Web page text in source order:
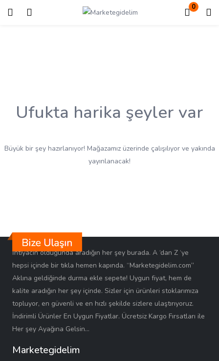
0
Giriş Kayıt ol
Ufukta harika şeyler var
Büyük bir şey hazırlanıyor! Mağazamız üzerinde çalışılıyor ve yakında
yayınlanacak!
İhtiyacın olduğunda aradığın her şey burada. A ‘dan Z ‘ye
hepsi içinde bir tıkla hemen kapında. “Marketegidelim.com”
Aklına geldiğinde durma ekle sepete! Uygun fiyat, hem de
kalite aradığın her şey içinde. Sizler için ürünleri stoklarımıza
topluyor, en güvenli ve en hızlı şekilde sizlere ulaştırıyoruz.
İndirimli Ürünler En Uygun Fiyatlar. Ücretsiz Kargo Fırsatları ile
Her şey Ayağına Gelsin…
Marketegidelim